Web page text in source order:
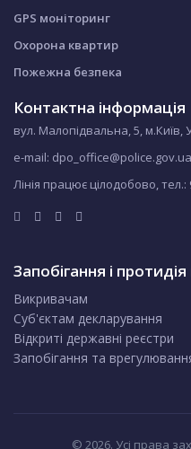
GPS моніторинг
Охорона квартир
Пожежна безпека
Контактна інформація
вул. Малопідвальна, 5, м.Київ,
e-mail: dpo_office@police.gov.ua
Лінія працює цілодобово, тел.:
Запобігання і протидія
Викривачам
Суб'єктам декларування
Відкриті державні реєстри
Запобігання та
© 2026. Усі права